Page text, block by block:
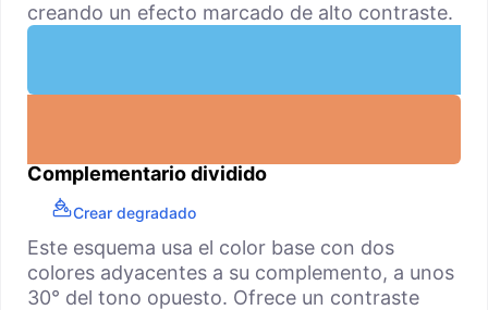
creando un efecto marcado de alto contraste.
Complementario dividido
Crear degradado
Este esquema usa el color base con dos
colores adyacentes a su complemento, a unos
30° del tono opuesto. Ofrece un contraste